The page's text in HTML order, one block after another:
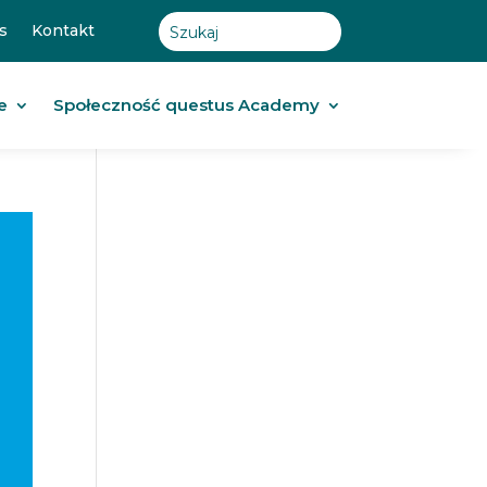
Kontakt
Społeczność questus Academy